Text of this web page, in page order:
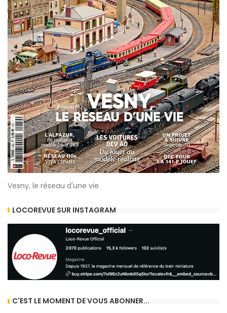
Vesny, le réseau d'une vie
LOCOREVUE SUR INSTAGRAM
C'EST LE MOMENT DE VOUS ABONNER...